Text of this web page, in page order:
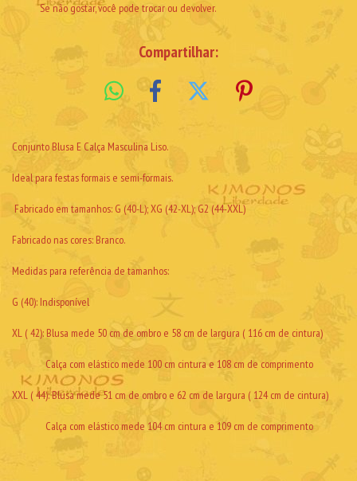
Se não gostar, você pode trocar ou devolver.
Compartilhar:
Conjunto Blusa E Calça Masculina Liso.
Ideal para festas formais e semi-formais.
Fabricado em tamanhos: G (40-L); XG (42-XL); G2 (44-XXL)
Fabricado nas cores: Branco.
Medidas para referência de tamanhos:
G (40): Indisponível
XL ( 42): Blusa mede 50 cm de ombro e 58 cm de largura ( 116 cm de cintura)
Calça com elástico mede 100 cm cintura e 108 cm de comprimento
XXL ( 44): Blusa mede 51 cm de ombro e 62 cm de largura ( 124 cm de cintura)
Calça com elástico mede 104 cm cintura e 109 cm de comprimento